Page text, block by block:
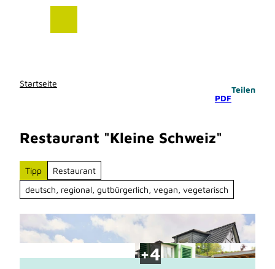
Startseite
PDF
Teilen
Restaurant "Kleine Schweiz"
Tipp
Restaurant
deutsch, regional, gutbürgerlich, vegan, vegetarisch